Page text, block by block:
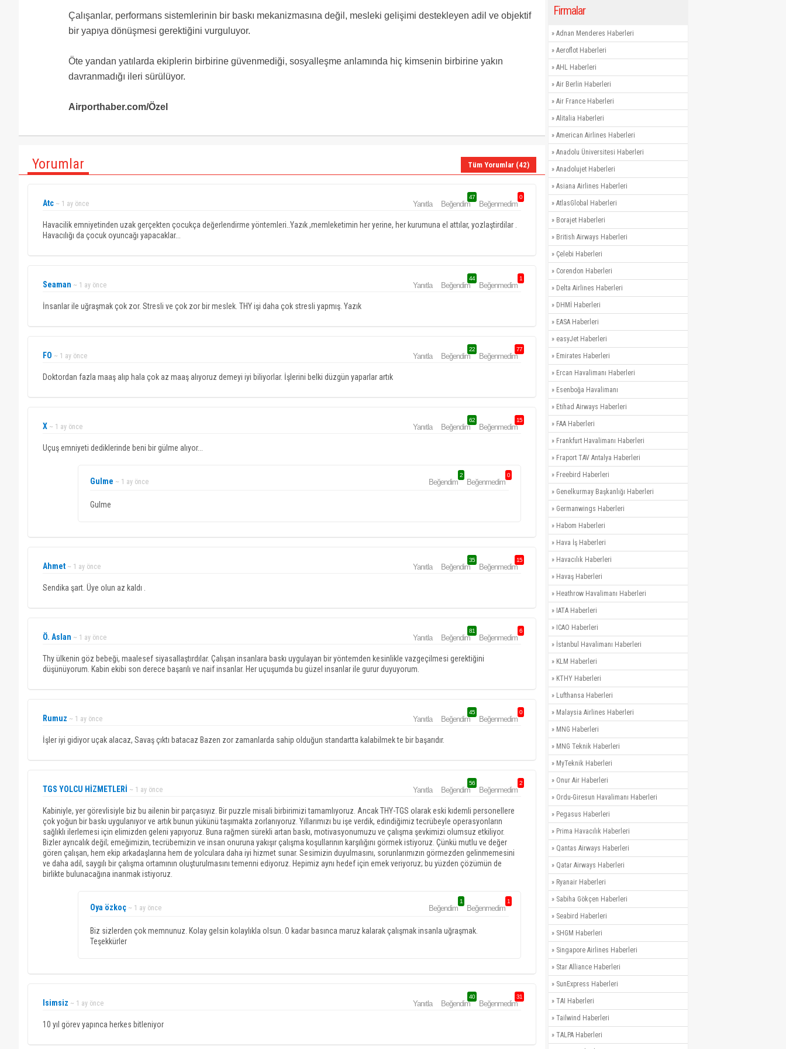
Çalışanlar, performans sistemlerinin bir baskı mekanizmasına değil, mesleki gelişimi destekleyen adil ve objektif
bir yapıya dönüşmesi gerektiğini vurguluyor.
Öte yandan yatılarda ekiplerin birbirine güvenmediği, sosyalleşme anlamında hiç kimsenin birbirine yakın
davranmadığı ileri sürülüyor.
Airporthaber.com/Özel
Yorumlar Tüm Yorumlar (42)
Atc ~ 1 ay önce Yanıtla Beğendim
47
Beğenmedim
0
Havacilik emniyetinden uzak gerçekten çocukça değerlendirme yöntemleri..Yazık ,memleketimin her yerine, her kurumuna el attılar, yozlaştirdilar .
Havacılığı da çocuk oyuncağı yapacaklar...
Seaman ~ 1 ay önce Yanıtla Beğendim
44
Beğenmedim
1
İnsanlar ile uğraşmak çok zor. Stresli ve çok zor bir meslek. THY işi daha çok stresli yapmış. Yazık
FO ~ 1 ay önce Yanıtla Beğendim
22
Beğenmedim
77
Doktordan fazla maaş alıp hala çok az maaş alıyoruz demeyi iyi biliyorlar. İşlerini belki düzgün yaparlar artık
X ~ 1 ay önce Yanıtla Beğendim
62
Beğenmedim
15
Uçuş emniyeti dediklerinde beni bir gülme alıyor...
Gulme ~ 1 ay önce Beğendim
2
Beğenmedim
0
Gulme
Ahmet ~ 1 ay önce Yanıtla Beğendim
35
Beğenmedim
15
Sendika şart. Üye olun az kaldı .
Ö. Aslan ~ 1 ay önce Yanıtla Beğendim
81
Beğenmedim
6
Thy ülkenin göz bebeği, maalesef siyasallaştırdılar. Çalışan insanlara baskı uygulayan bir yöntemden kesinlikle vazgeçilmesi gerektiğini
düşünüyorum. Kabin ekibi son derece başarılı ve naif insanlar. Her uçuşumda bu güzel insanlar ile gurur duyuyorum.
Rumuz ~ 1 ay önce Yanıtla Beğendim
45
Beğenmedim
0
İşler iyi gidiyor uçak alacaz, Savaş çıktı batacaz Bazen zor zamanlarda sahip olduğun standartta kalabilmek te bir başarıdır.
TGS YOLCU HİZMETLERİ ~ 1 ay önce Yanıtla Beğendim
56
Beğenmedim
2
Kabiniyle, yer görevlisiyle biz bu ailenin bir parçasıyız. Bir puzzle misali birbirimizi tamamlıyoruz. Ancak THY-TGS olarak eski kıdemli personellere
çok yoğun bir baskı uygulanıyor ve artık bunun yükünü taşımakta zorlanıyoruz. Yıllarımızı bu işe verdik, edindiğimiz tecrübeyle operasyonların
sağlıklı ilerlemesi için elimizden geleni yapıyoruz. Buna rağmen sürekli artan baskı, motivasyonumuzu ve çalışma şevkimizi olumsuz etkiliyor.
Bizler ayrıcalık değil; emeğimizin, tecrübemizin ve insan onuruna yakışır çalışma koşullarının karşılığını görmek istiyoruz. Çünkü mutlu ve değer
gören çalışan, hem ekip arkadaşlarına hem de yolculara daha iyi hizmet sunar. Sesimizin duyulmasını, sorunlarımızın görmezden gelinmemesini
ve daha adil, saygılı bir çalışma ortamının oluşturulmasını temenni ediyoruz. Hepimiz aynı hedef için emek veriyoruz; bu yüzden çözümün de
birlikte bulunacağına inanmak istiyoruz.
Oya özkoç ~ 1 ay önce Beğendim
1
Beğenmedim
1
Biz sizlerden çok memnunuz. Kolay gelsin kolaylıkla olsun. O kadar basınca maruz kalarak çalışmak insanla uğraşmak.
Teşekkürler
Isimsiz ~ 1 ay önce Yanıtla Beğendim
40
Beğenmedim
31
10 yıl görev yapınca herkes bitleniyor
Firmalar
» Adnan Menderes Haberleri
» Aeroflot Haberleri
» AHL Haberleri
» Air Berlin Haberleri
» Air France Haberleri
» Alitalia Haberleri
» American Airlines Haberleri
» Anadolu Üniversitesi Haberleri
» Anadolujet Haberleri
» Asiana Airlines Haberleri
» AtlasGlobal Haberleri
» Borajet Haberleri
» British Airways Haberleri
» Çelebi Haberleri
» Corendon Haberleri
» Delta Airlines Haberleri
» DHMİ Haberleri
» EASA Haberleri
» easyJet Haberleri
» Emirates Haberleri
» Ercan Havalimanı Haberleri
» Esenboğa Havalimanı
» Etihad Airways Haberleri
» FAA Haberleri
» Frankfurt Havalimanı Haberleri
» Fraport TAV Antalya Haberleri
» Freebird Haberleri
» Genelkurmay Başkanlığı Haberleri
» Germanwings Haberleri
» Habom Haberleri
» Hava İş Haberleri
» Havacılık Haberleri
» Havaş Haberleri
» Heathrow Havalimanı Haberleri
» IATA Haberleri
» ICAO Haberleri
» İstanbul Havalimanı Haberleri
» KLM Haberleri
» KTHY Haberleri
» Lufthansa Haberleri
» Malaysia Airlines Haberleri
» MNG Haberleri
» MNG Teknik Haberleri
» MyTeknik Haberleri
» Onur Air Haberleri
» Ordu-Giresun Havalimanı Haberleri
» Pegasus Haberleri
» Prima Havacılık Haberleri
» Qantas Airways Haberleri
» Qatar Airways Haberleri
» Ryanair Haberleri
» Sabiha Gökçen Haberleri
» Seabird Haberleri
» SHGM Haberleri
» Singapore Airlines Haberleri
» Star Alliance Haberleri
» SunExpress Haberleri
» TAI Haberleri
» Tailwind Haberleri
» TALPA Haberleri